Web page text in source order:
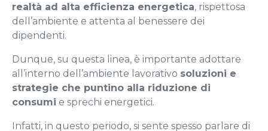
realtà ad alta efficienza energetica, rispettosa
dell’ambiente e attenta al benessere dei
dipendenti.
Dunque, su questa linea, è importante adottare
all’interno dell’ambiente lavorativo soluzioni e
strategie che puntino alla riduzione di
consumi e sprechi energetici.
Infatti, in questo periodo, si sente spesso parlare di